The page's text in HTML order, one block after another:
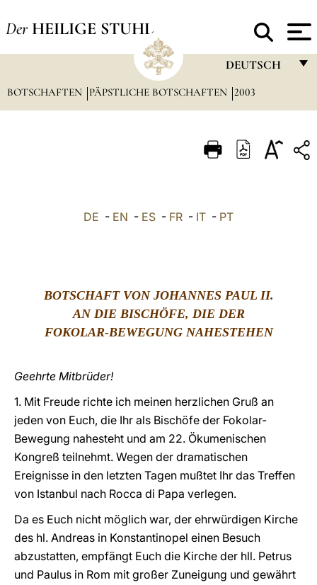
Der HEILIGE STUHL
DEUTSCH
FRANÇAIS
ITALIANO
中文
LATINE
BOTSCHAFTEN PÄPSTLICHE BOTSCHAFTEN 2003
DE - EN - ES - FR - IT - PT
BOTSCHAFT VON JOHANNES PAUL II.
AN DIE BISCHÖFE, DIE DER
FOKOLAR-BEWEGUNG NAHESTEHEN
Geehrte Mitbrüder!
1. Mit Freude richte ich meinen herzlichen Gruß an
jeden von Euch, die Ihr als Bischöfe der Fokolar-
Bewegung nahesteht und am 22. Ökumenischen
Kongreß teilnehmt. Wegen der dramatischen
Ereignisse in den letzten Tagen mußtet Ihr das Treffen
von Istanbul nach Rocca di Papa verlegen.
Da es Euch nicht möglich war, der ehrwürdigen Kirche
des hl. Andreas in Konstantinopel einen Besuch
abzustatten, empfängt Euch die Kirche der hll. Petrus
und Paulus in Rom mit großer Zuneigung und gewährt